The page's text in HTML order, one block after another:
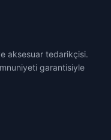
aksesuar tedarikçisi.
garantisiyle